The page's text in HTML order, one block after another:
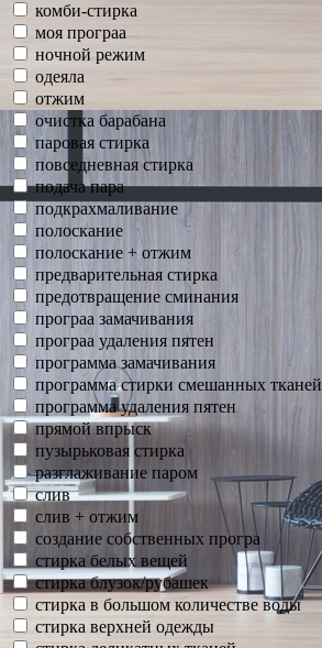
комби-стирка
моя програа
ночной режим
одеяла
отжим
очистка барабана
паровая стирка
повседневная стирка
подача пара
подкрахмаливание
полоскание
полоскание + отжим
предварительная стирка
предотвращение сминания
програа замачивания
програа удаления пятен
программа замачивания
программа стирки смешанных тканей
программа удаления пятен
прямой впрыск
пузырьковая стирка
разглаживание паром
слив
слив + отжим
создание собственных програ
стирка белых вещей
стирка блузок/рубашек
стирка в большом количестве воды
стирка верхней одежды